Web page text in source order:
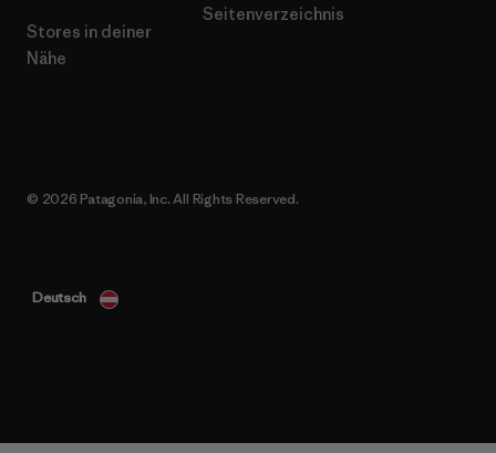
Stores in deiner
Nähe
Seitenverzeichnis
© 2026 Patagonia, Inc. All Rights Reserved.
Deutsch